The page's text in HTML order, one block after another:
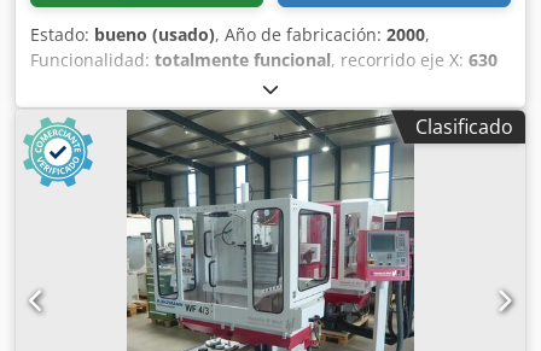
Estado: bueno (usado), Año de fabricación: 2000,
Funcionalidad: totalmente funcional, recorrido eje X: 630
500 mm
mm, velocidad del cabezal (máx.):7,000 rpm, peso total:
4,500 kg
, Control CNC Heidenhain TNC 426 Volante
electrónico Cabezal giratorio manual Portapinzas Sistema
de refrigeración Dcodpfozr D Akox Aa Hsk Palpador de
medición Datos técnicos: Recorrido en X: 630 mm
Recorrido en Y: 500 mm Recorrido en Z: 500 mm Rango de
velocidad del husillo (2 velocidades): 20 - 7000 rpm Avance
rápido: 15 m/min. Cono del husillo: SK 40 Peso de la
máquina (aprox.): 4500 kg Los datos técnicos, los
accesorios y la descripción de la máquina no son
Clasificado